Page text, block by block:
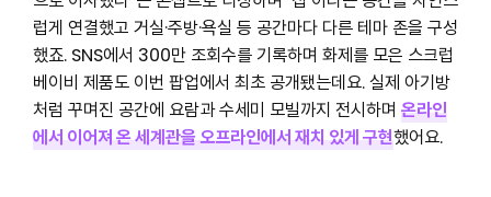
럽게 연결했고 거실·주방·욕실 등 공간마다 다른 테마 존을 구성
했죠. SNS에서 300만 조회수를 기록하며 화제를 모은 스크럽
베이비 제품도 이번 팝업에서 최초 공개됐는데요. 실제 아기방
처럼 꾸며진 공간에 요람과 수세미 모빌까지 전시하며 온라인
에서 이어져 온 세계관을 오프라인에서 재치 있게 구현했어요.